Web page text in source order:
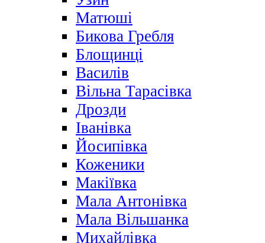
Матюші
Бикова Гребля
Блощинці
Василів
Вільна Тарасівка
Дрозди
Іванівка
Йосипівка
Коженики
Макіївка
Мала Антонівка
Мала Вільшанка
Михайлівка